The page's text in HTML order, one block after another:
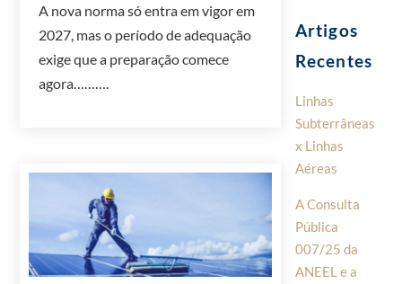
A nova norma só entra em vigor em
2027, mas o período de adequação
exige que a preparação comece
agora……….
Artigos
Recentes
Linhas
Subterrâneas
x Linhas
Aéreas
A Consulta
Pública
007/25 da
ANEEL e a